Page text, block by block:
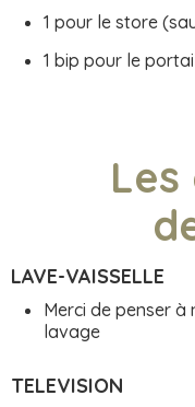
1 pour le store
1 bip pour le
LAVE-VAISSELLE
Merci de penser
lavage
TELEVISION